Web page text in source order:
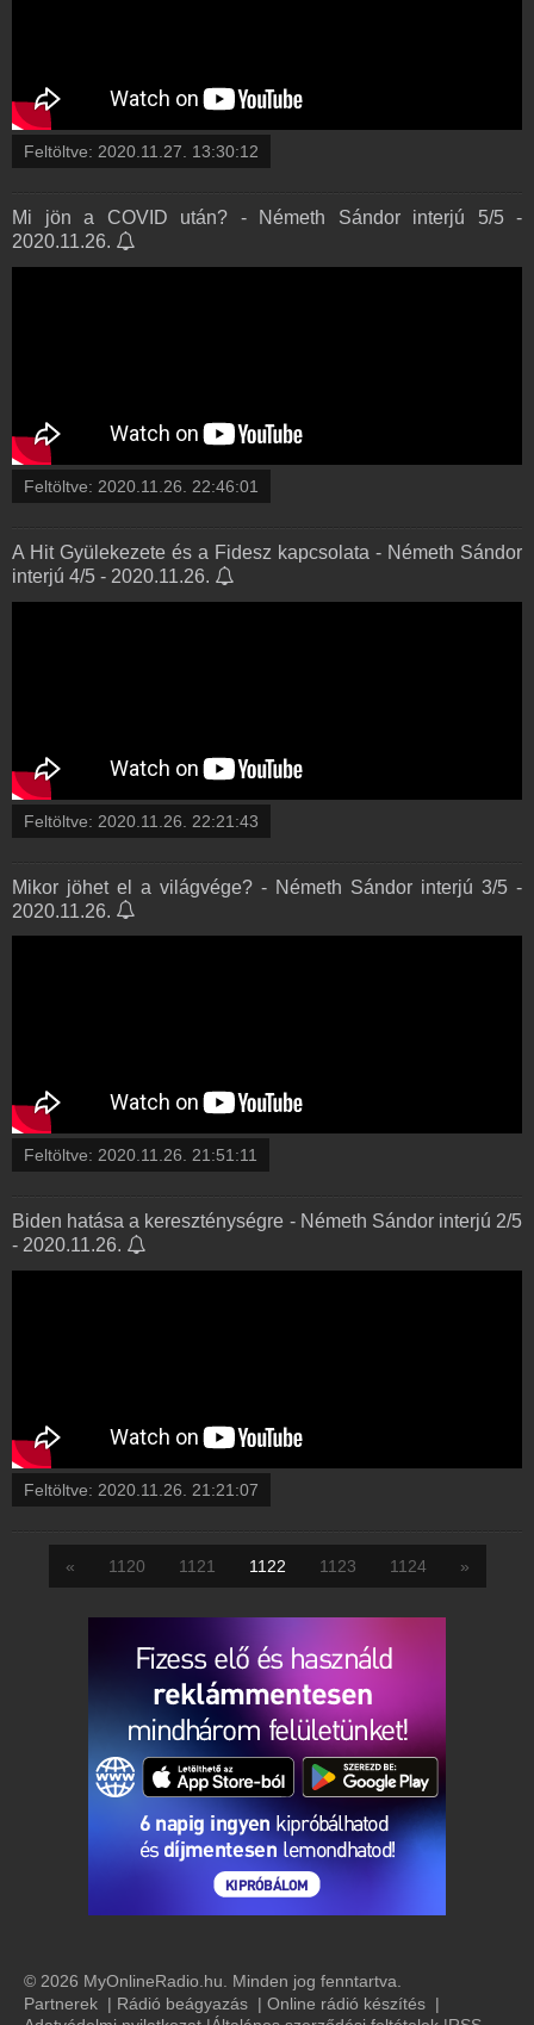
Feltöltve: 2020.11.27. 13:30:12
Mi jön a COVID után? - Németh Sándor interjú 5/5 -
2020.11.26.
Feltöltve: 2020.11.26. 22:46:01
A Hit Gyülekezete és a Fidesz kapcsolata - Németh Sándor
interjú 4/5 - 2020.11.26.
Feltöltve: 2020.11.26. 22:21:43
Mikor jöhet el a világvége? - Németh Sándor interjú 3/5 -
2020.11.26.
Feltöltve: 2020.11.26. 21:51:11
Biden hatása a kereszténységre - Németh Sándor interjú 2/5
- 2020.11.26.
Feltöltve: 2020.11.26. 21:21:07
« 1120 1121 1122 1123 1124 »
© 2026 MyOnlineRadio.hu. Minden jog fenntartva.
Partnerek | Rádió beágyazás | Online rádió készítés |